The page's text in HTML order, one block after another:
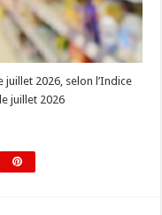
juillet 2026, selon l’Indice
juillet 2026